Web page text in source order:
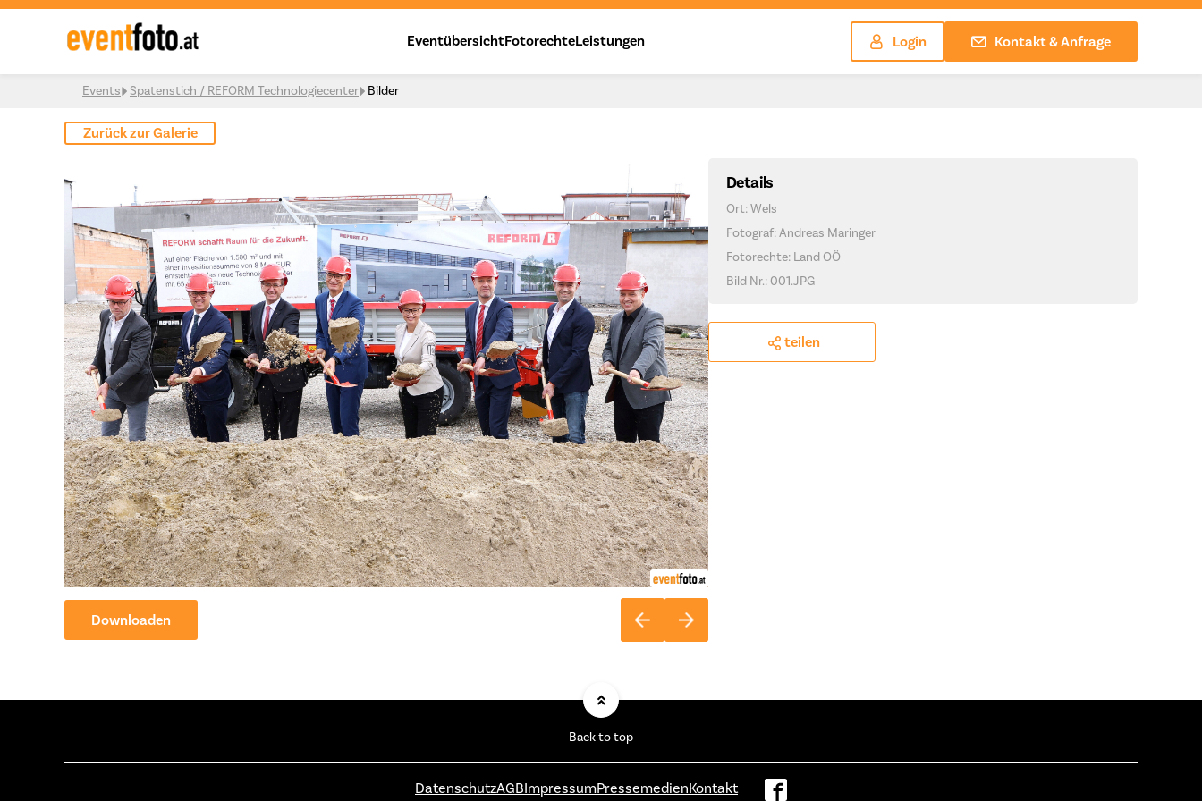
Skip to content
EventübersichtFotorechteLeistungen Login Kontakt & Anfrage
Events Spatenstich / REFORM Technologiecenter Bilder
Zurück zur Galerie
Downloaden
Details
Ort: Wels
Fotograf: Andreas Maringer
Fotorechte: Land OÖ
Bild Nr.: 001.JPG
teilen
Back to top
DatenschutzAGBImpressumPressemedienKontakt